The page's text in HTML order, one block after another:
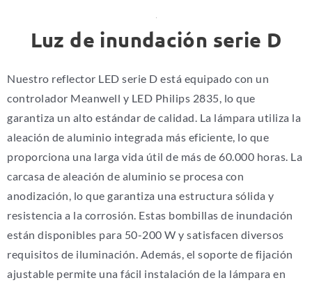
Luz de inundación serie D
Nuestro reflector LED serie D está equipado con un
controlador Meanwell y LED Philips 2835, lo que
garantiza un alto estándar de calidad. La lámpara utiliza la
aleación de aluminio integrada más eficiente, lo que
proporciona una larga vida útil de más de 60.000 horas. La
carcasa de aleación de aluminio se procesa con
anodización, lo que garantiza una estructura sólida y
resistencia a la corrosión. Estas bombillas de inundación
están disponibles para 50-200 W y satisfacen diversos
requisitos de iluminación. Además, el soporte de fijación
ajustable permite una fácil instalación de la lámpara en